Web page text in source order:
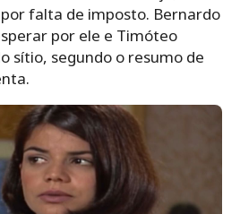
falta de imposto. Bernardo
por ele e Timóteo
sítio, segundo o resumo de